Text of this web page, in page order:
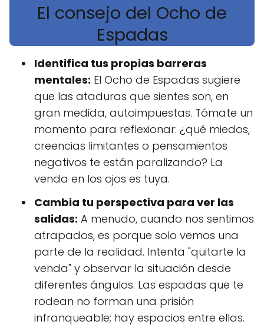
El consejo del Ocho de
Espadas
Identifica tus propias barreras
mentales: El Ocho de Espadas sugiere
que las ataduras que sientes son, en
gran medida, autoimpuestas. Tómate un
momento para reflexionar: ¿qué miedos,
creencias limitantes o pensamientos
negativos te están paralizando? La
venda en los ojos es tuya.
Cambia tu perspectiva para ver las
salidas: A menudo, cuando nos sentimos
atrapados, es porque solo vemos una
parte de la realidad. Intenta "quitarte la
venda" y observar la situación desde
diferentes ángulos. Las espadas que te
rodean no forman una prisión
infranqueable; hay espacios entre ellas.